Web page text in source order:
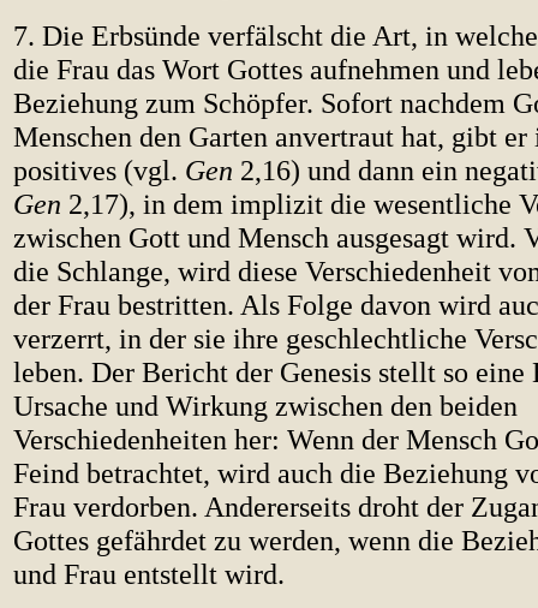
7. Die Erbsünde verfälscht die Art, in
die Frau das Wort Gottes aufnehmen und
Beziehung zum Schöpfer. Sofort nachdem
Menschen den Garten anvertraut hat, gibt
positives (vgl. Gen 2,16) und dann ein
Gen 2,17), in dem implizit die wesentliche
zwischen Gott und Mensch ausgesagt wird.
die Schlange, wird diese Verschiedenheit
der Frau bestritten. Als Folge davon wird
verzerrt, in der sie ihre geschlechtliche
leben. Der Bericht der Genesis stellt so eine
Ursache und Wirkung zwischen den beiden
Verschiedenheiten her: Wenn der Mensch
Feind betrachtet, wird auch die Beziehung
Frau verdorben. Andererseits droht der
Gottes gefährdet zu werden, wenn die
und Frau entstellt wird.